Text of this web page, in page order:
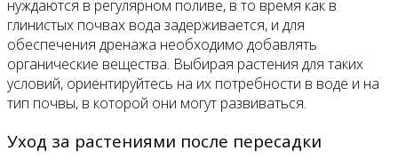
нуждаются в регулярном поливе, в то время как в
глинистых почвах вода задерживается, и для
обеспечения дренажа необходимо добавлять
органические вещества. Выбирая растения для таких
условий, ориентируйтесь на их потребности в воде и на
тип почвы, в которой они могут развиваться.
Уход за растениями после пересадки